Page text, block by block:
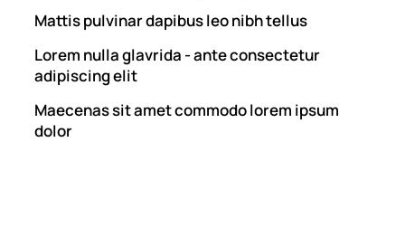
Mattis pulvinar dapibus leo nibh tellus
Lorem nulla glavrida - ante consectetur
adipiscing elit
Maecenas sit amet commodo lorem ipsum
dolor